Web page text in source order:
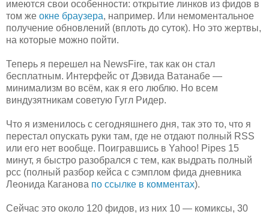
имеются свои особенности: открытие линков из фидов в
том же окне браузера, например. Или немоментальное
получение обновлений (вплоть до суток). Но это жертвы,
на которые можно пойти.
Теперь я перешел на NewsFire, так как он стал
бесплатным. Интерфейс от Дэвида Ватанабе —
минимализм во всём, как я его люблю. Но всем
виндузятникам советую Гугл Ридер.
Что я изменилось с сегодняшнего дня, так это то, что я
перестал опускать руки там, где не отдают полный RSS
или его нет вообще. Поигравшись в Yahoo! Pipes 15
минут, я быстро разобрался с тем, как выдрать полный
рсс (полный разбор кейса с сэмплом фида дневника
Леонида Каганова по ссылке в комментах).
Сейчас это около 120 фидов, из них 10 — комиксы, 30